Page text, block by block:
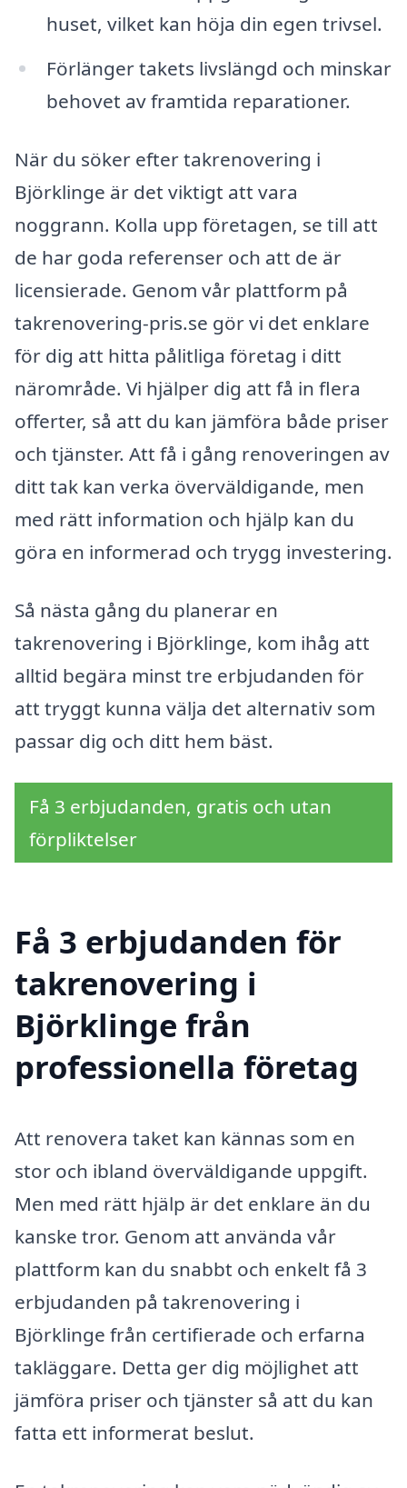
huset, vilket kan höja din egen trivsel.
Förlänger takets livslängd och minskar
behovet av framtida reparationer.
När du söker efter takrenovering i
Björklinge är det viktigt att vara
noggrann. Kolla upp företagen, se till att
de har goda referenser och att de är
licensierade. Genom vår plattform på
takrenovering-pris.se gör vi det enklare
för dig att hitta pålitliga företag i ditt
närområde. Vi hjälper dig att få in flera
offerter, så att du kan jämföra både priser
och tjänster. Att få i gång renoveringen av
ditt tak kan verka överväldigande, men
med rätt information och hjälp kan du
göra en informerad och trygg investering.
Så nästa gång du planerar en
takrenovering i Björklinge, kom ihåg att
alltid begära minst tre erbjudanden för
att tryggt kunna välja det alternativ som
passar dig och ditt hem bäst.
Få 3 erbjudanden, gratis och utan
förpliktelser
Få 3 erbjudanden för
takrenovering i
Björklinge från
professionella företag
Att renovera taket kan kännas som en
stor och ibland överväldigande uppgift.
Men med rätt hjälp är det enklare än du
kanske tror. Genom att använda vår
plattform kan du snabbt och enkelt få 3
erbjudanden på takrenovering i
Björklinge från certifierade och erfarna
takläggare. Detta ger dig möjlighet att
jämföra priser och tjänster så att du kan
fatta ett informerat beslut.